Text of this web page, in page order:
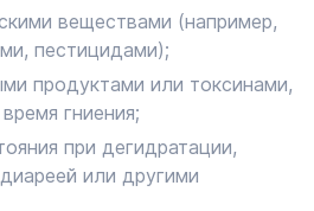
веществами (например,
пестицидами);
продуктами или токсинами,
гниения;
при дегидратации,
или другими